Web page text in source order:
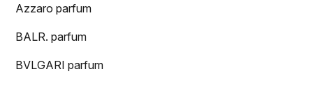
Azzaro parfum
BALR. parfum
BVLGARI parfum